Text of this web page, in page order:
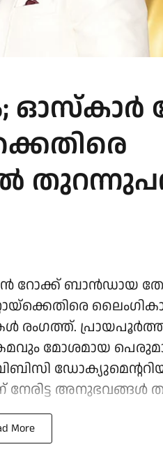
ഓസ്കാർ
ബാൻഡായ
രംഗത്ത്.
മോശമായ
നേരിട്ട
More